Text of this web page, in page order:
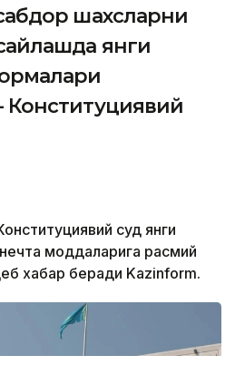
шахсларни
янги
суд янги
моддаларига расмий
хабар беради Kazinform.